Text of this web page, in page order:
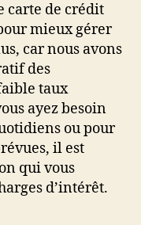
carte de crédit
mieux gérer
car nous avons
des
taux
ayez besoin
ou pour
il est
qui vous
d’intérêt.